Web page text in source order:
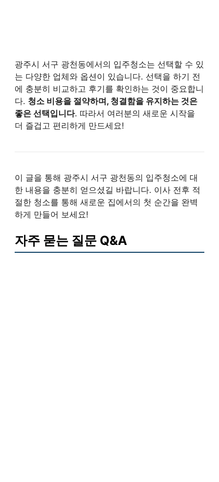
광주시 서구 광천동에서의 입주청소는 선택할 수 있
는 다양한 업체와 옵션이 있습니다. 선택을 하기 전
에 충분히 비교하고 후기를 확인하는 것이 중요합니
다. 청소 비용을 절약하며, 청결함을 유지하는 것은
좋은 선택입니다. 따라서 여러분의 새로운 시작을
더 즐겁고 편리하게 만드세요!
이 글을 통해 광주시 서구 광천동의 입주청소에 대
한 내용을 충분히 얻으셨길 바랍니다. 이사 전후 적
절한 청소를 통해 새로운 집에서의 첫 순간을 완벽
하게 만들어 보세요!
자주 묻는 질문 Q&A